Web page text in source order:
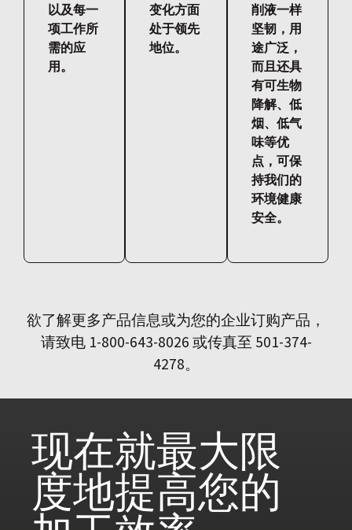
以及每一
项工作所
需的应
用。
变化方面
处于领先
地位。
削液一样
坚韧，用
途广泛，
而且还具
有可生物
降解、低
烟、低气
味等优
点，可保
持我们的
环境健康
安全。
欲了解更多产品信息或为您的企业订购产品，
请致电 1-800-643-8026 或传真至 501-374-
4278。
现在就最大限
度地提高您的